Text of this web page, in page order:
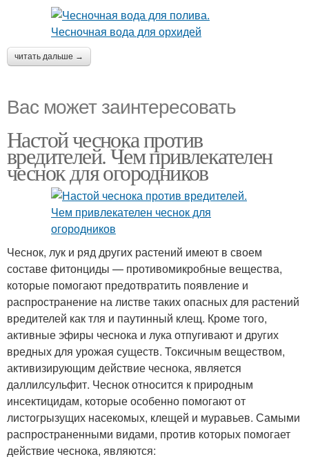
читать дальше →
Вас может заинтересовать
Настой чеснока против
вредителей. Чем привлекателен
чеснок для огородников
Чеснок, лук и ряд других растений имеют в своем
составе фитонциды — противомикробные вещества,
которые помогают предотвратить появление и
распространение на листве таких опасных для растений
вредителей как тля и паутинный клещ. Кроме того,
активные эфиры чеснока и лука отпугивают и других
вредных для урожая существ. Токсичным веществом,
активизирующим действие чеснока, является
даллилсульфит. Чеснок относится к природным
инсектицидам, которые особенно помогают от
листогрызущих насекомых, клещей и муравьев. Самыми
распространенными видами, против которых помогает
действие чеснока, являются: